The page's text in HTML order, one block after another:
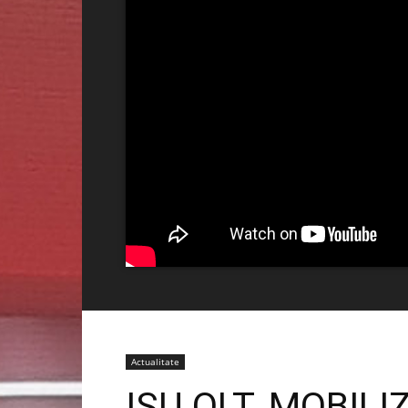
Actualitate